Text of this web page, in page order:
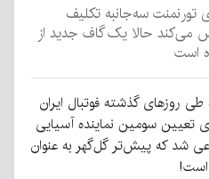
تورنمنت سه‌جانبه تکلیف
می‌کند حالا یک گاف جدید از
است
روزهای گذشته فوتبال ایران
۳ جانبه برای تعیین سومین نماینده آسیایی
گذشته فوتبال ۳۶۰ مدعی شد که پیش‌تر گل‌گهر به عنوان
است!